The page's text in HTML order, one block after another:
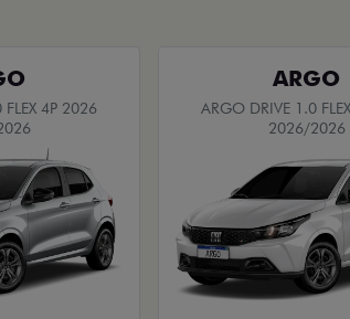
4P 2026
ARGO
ARGO DRIVE 1.0
2026/2026